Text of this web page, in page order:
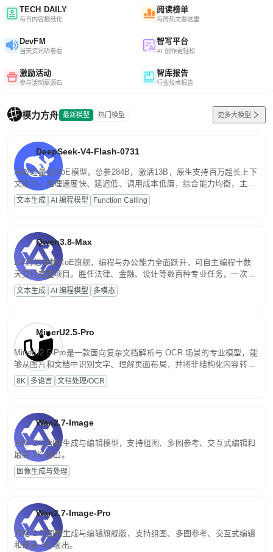
TECH DAILY
每日内容报纸化
阅读榜单
每周热文看这里
DevFM
当天资讯听着看
智写平台
AI 创作更轻松
激励活动
参与活动赢源石
智库报告
行业技术报告
模力方舟 最新模型 热门模型 更多大模型
DeepSeek-V4-Flash-0731
高效轻量化MoE模型，总参284B，激活13B，原生支持百万超长上下
文能力。推理速度快、延迟低、调用成本低廉，综合能力均衡，主打
高并发、轻量化任务，适合日常对话、内容创作、基础 RAG、批量
文案处理等普惠刚需场景。
文本生成 AI 编程模型 Function Calling
Qwen3.8-Max
2.4万亿参数MoE旗舰，编程与办公能力全面跃升，可自主编程十数
天交付完整项目。胜任法律、金融、设计等数百种专业任务，一次对
话端到端交付生产级成果。原生视觉理解贯穿规划、执行与验证全流
程，支持超长文档与长视频的深度语义解析。长程任务中自主规划与
文本生成 AI 编程模型 多模态
MinerU2.5-Pro
MinerU2.5-Pro是一款面向复杂文档解析与 OCR 场景的专业模型，能
够从图片和文档中识别文字、理解页面布局，并将非结构化内容转换
为便于存储、检索和二次处理的结构化结果。
8K 多语言 文档处理/OCR
Wan2.7-Image
万相 2.7 图像生成与编辑模型，支持组图、多图参考、交互式编辑和
最高 2K 输出。
图像生成与处理
Wan2.7-Image-Pro
万相 2.7 图像生成与编辑旗舰版，支持组图、多图参考、交互式编辑
和最高 4K 输出。